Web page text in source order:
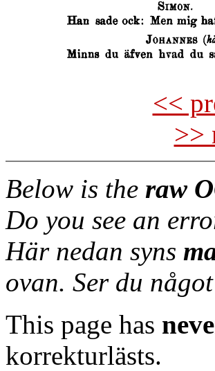
<<
>>
Below is the raw
Do you see an
Här nedan syns
ovan. Ser du
This page has
korrekturlästs.